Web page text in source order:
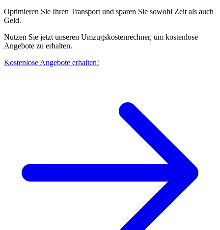
Optimieren Sie Ihren Transport und sparen Sie sowohl Zeit als auch
Geld.
Nutzen Sie jetzt unseren Umzugskostenrechner, um kostenlose
Angebote zu erhalten.
Kostenlose Angebote erhalten!